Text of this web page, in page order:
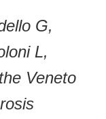
G,
L,
Veneto